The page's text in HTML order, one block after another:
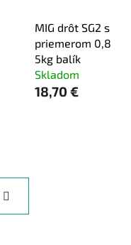
MIG drôt SG2 s
priemerom 0,8
5kg balík
Skladom
18,70 €